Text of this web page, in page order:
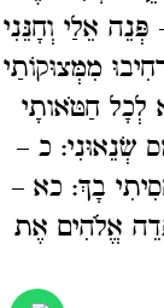
אֵלַי וְחָנֵּנִי
מִמְּצוּקוֹתַי
לְכָל חַטֹּאותָי
שְׂנֵאוּנִי: כ –
בָךְ: כא –
אֱלֹהִים אֶת